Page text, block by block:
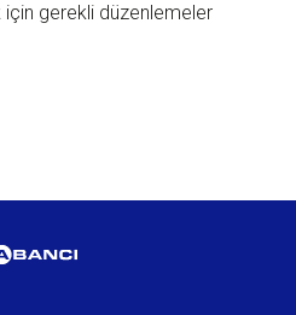
gerekli düzenlemeler